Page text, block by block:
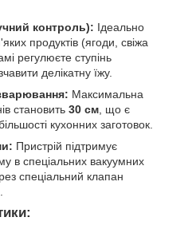
контроль): Ідеально
продуктів (ягоди, свіжа
регулюєте ступінь
делікатну їжу.
Максимальна
становить 30 см , що є
кухонних заготовок.
Пристрій підтримує
в спеціальних вакуумних
спеціальний клапан